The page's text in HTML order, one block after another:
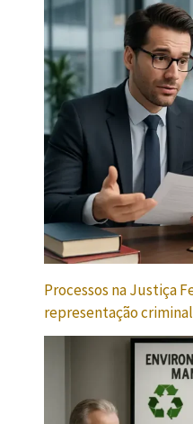
Processos na Justiça
representação